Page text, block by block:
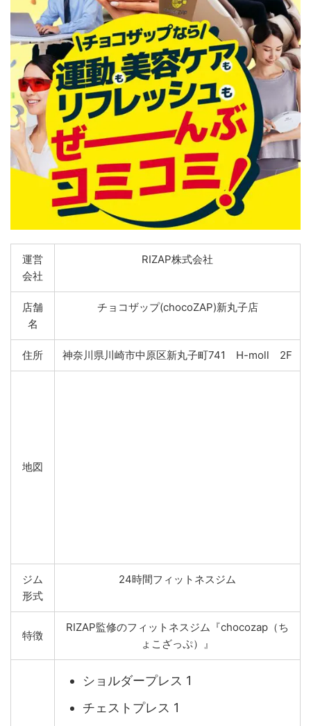
運営
会社
RIZAP株式会社
店舗
名
チョコザップ(chocoZAP)新丸子店
住所 神奈川県川崎市中原区新丸子町741 H-moll 2F
地図
ジム
形式
24時間フィットネスジム
特徴
RIZAP監修のフィットネスジム『chocozap（ち
ょこざっぷ）』
ショルダープレス 1
チェストプレス 1